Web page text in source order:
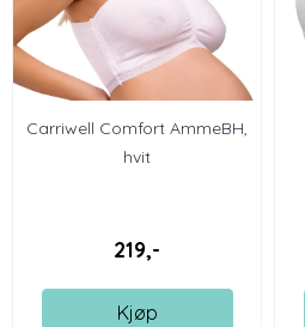
Carriwell Comfort AmmeBH,
hvit
219,-
Kjøp